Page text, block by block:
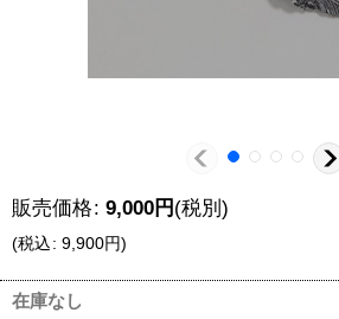
販売価格: 9,000円 (税別)
(税込: 9,900円)
在庫なし